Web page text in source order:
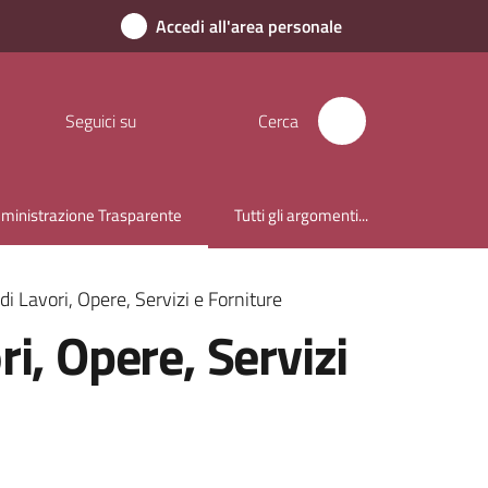
Accedi all'area personale
Seguici su Cerca
Trasparente
selezionato Tutti gli argomenti...
Lavori, Opere, Servizi e Forniture
Opere, Servizi